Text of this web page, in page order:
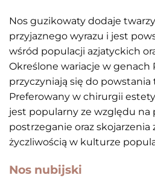
Nos guzikowaty dodaje
przyjaznego wyrazu i jest
wśród populacji azjatyckich
Określone wariacje w genach
przyczyniają się do powstania
Preferowany w chirurgii
jest popularny ze względu na
postrzeganie oraz skojarzenia
życzliwością w kulturze
Nos nubijski